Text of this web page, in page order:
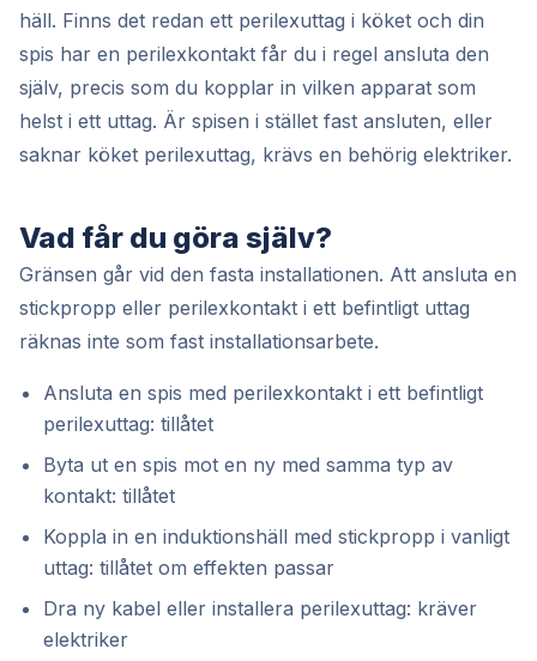
häll. Finns det redan ett perilexuttag i köket och din
spis har en perilexkontakt får du i regel ansluta den
själv, precis som du kopplar in vilken apparat som
helst i ett uttag. Är spisen i stället fast ansluten, eller
saknar köket perilexuttag, krävs en behörig elektriker.
Vad får du göra själv?
Gränsen går vid den fasta installationen. Att ansluta en
stickpropp eller perilexkontakt i ett befintligt uttag
räknas inte som fast installationsarbete.
Ansluta en spis med perilexkontakt i ett befintligt
perilexuttag: tillåtet
Byta ut en spis mot en ny med samma typ av
kontakt: tillåtet
Koppla in en induktionshäll med stickpropp i vanligt
uttag: tillåtet om effekten passar
Dra ny kabel eller installera perilexuttag: kräver
elektriker